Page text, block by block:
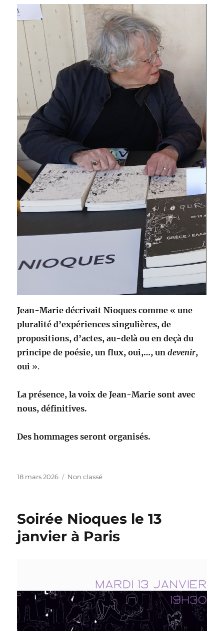
Jean-Marie décrivait Nioques comme « une
pluralité d’expériences singulières, de
propositions, d’actes, au-delà ou en deçà du
principe de poésie, un flux, oui,…, undevenir,
oui ».
La présence, la voix de Jean-Marie sont avec
nous, définitives.
Des hommages seront organisés.
Publié
18 mars 2026 Catégories
Non classé
Soirée Nioques le 13
janvier à Paris